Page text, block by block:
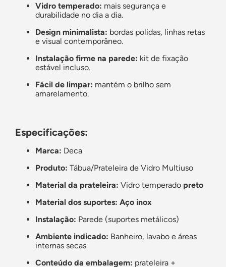
Vidro temperado: mais segurança e
durabilidade no dia a dia.
Design minimalista: bordas polidas, linhas retas
e visual contemporâneo.
Instalação firme na parede: kit de fixação
estável incluso.
Fácil de limpar: mantém o brilho sem
amarelamento.
Especificações:
Marca: Deca
Produto: Tábua/Prateleira de Vidro Multiuso
Material da prateleira: Vidro temperado preto
Material dos suportes: Aço inox
Instalação: Parede (suportes metálicos)
Ambiente indicado: Banheiro, lavabo e áreas
internas secas
Conteúdo da embalagem: prateleira +